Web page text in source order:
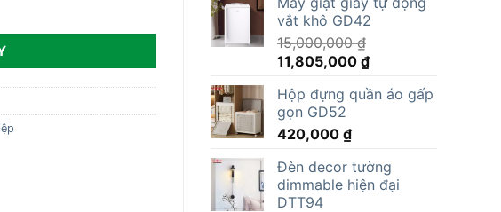
vắt khô GD42
15,000,000₫
Giá
là:
15,000,000 ₫.
11,805,000 ₫Giá
tại
Hộp đựng quần áo gấp
gọn GD52
420,000 ₫
Đèn decor tường
dimmable hiện đại
DTT94
TR05 số lượng